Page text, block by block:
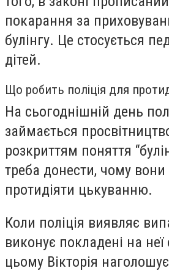
покарання за
булінгу. Це стосується
дітей.
Що робить поліція для
На сьогоднішній день
займається
розкриттям поняття
треба донести, чому
протидіяти цькуванню.
Коли поліція виявляє
виконує покладені на
цьому Вікторія